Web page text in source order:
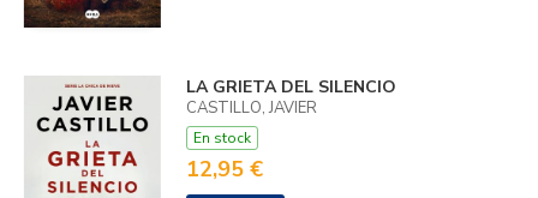
LA GRIETA DEL SILENCIO
CASTILLO, JAVIER
En stock
12,95 €